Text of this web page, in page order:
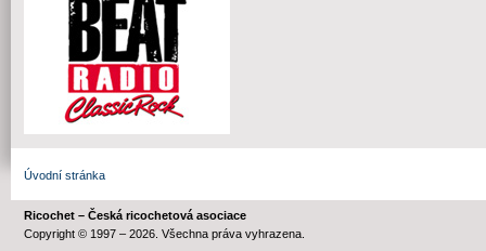
Úvodní stránka
Ricochet – Česká ricochetová asociace
Copyright © 1997 – 2026. Všechna práva vyhrazena.